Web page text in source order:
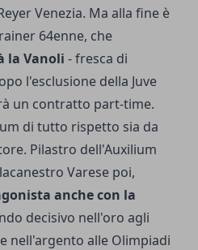
Venezia. Ma alla fine è
64enne, che
la Vanoli - fresca di
l'esclusione della Juve
un contratto part-time.
di tutto rispetto sia da
Pilastro dell'Auxilium
Varese poi,
anche con la
decisivo nell'oro agli
nell'argento alle Olimpiadi